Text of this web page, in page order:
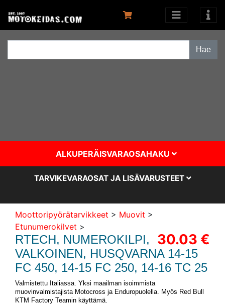
ALKUPERÄISVARAOSAHAKU
TARVIKEVARAOSAT JA LISÄVARUSTEET
Moottoripyörätarvikkeet > Muovit >
Etunumerokilvet >
30.03 €
RTECH, NUMEROKILPI,
VALKOINEN, HUSQVARNA 14-15
FC 450, 14-15 FC 250, 14-16 TC 25
Valmistettu Italiassa. Yksi maailman isoimmista
muovinvalmistajista Motocross ja Enduropuolella. Myös Red Bull
KTM Factory Teamin käyttämä.